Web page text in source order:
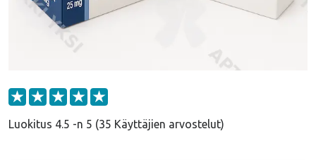
Luokitus 4.5 -n 5 (35 Käyttäjien arvostelut)